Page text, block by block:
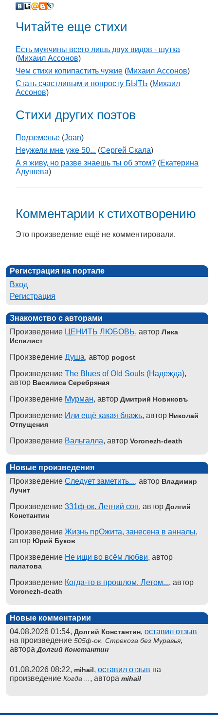
Читайте еще стихи
Есть мужчины всего лишь двух видов - шутка
(Михаил Ассонов)
Чем стихи копипастить чужие (Михаил Ассонов)
Стать счастливым и попросту БЫТЬ (Михаил
Ассонов)
Стихи других поэтов
Подземелье (Joan)
Неужели мне уже 50... (Сергей Скала)
А я живу, но разве знаешь ты об этом? (Екатерина
Адушева)
Комментарии к стихотворению
Это произведение ещё не комментировали.
Регистрация на портале
Вход
Регистрация
Знакомство с авторами
Произведение ЦЕНИТЬ ЛЮБОВЬ, автор Лика
Испилист
Произведение Душа, автор pogost
Произведение The Blues of Old Souls (Надежда),
автор Василиса Серебряная
Произведение Мурман, автор Дмитрий Новиковъ
Произведение Или ещё какая блажь, автор Николай
Отпущения
Произведение Вальгалла, автор Voronezh-death
Новые произведения
Произведение Следует заметить..., автор Владимир
Лучит
Произведение 331ф-ок. Летний сон, автор Долгий
Константин
Произведение Жизнь прОжита, занесена в анналы,
автор Юрий Буков
Произведение Не ищи во всём любви, автор
палатова
Произведение Когда-то в прошлом. Летом..., автор
Voronezh-death
Новые комментарии
04.08.2026 01:54, Долгий Константин, оставил отзыв
на произведение 505ф-ок. Стрекоза без Муравья,
автораДолгий Константин
01.08.2026 08:22, mihail, оставил отзыв на
произведение Когда ... , автора mihail